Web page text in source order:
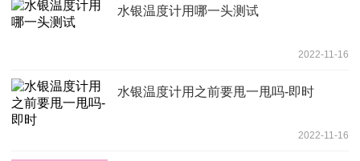
水银温度计用哪一头测试
2022-11-16
水银温度计用之前要甩一甩吗-即时
2022-11-16